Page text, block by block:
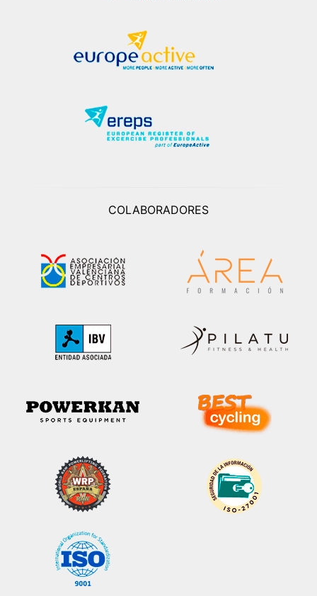
COLABORADORES